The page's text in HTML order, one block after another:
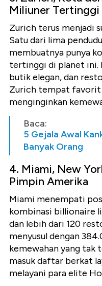
Miliuner Tertinggi
Zurich terus menjadi
Satu dari lima
membuatnya punya
tertinggi di planet ini.
butik elegan, dan
Zurich tempat favorit
menginginkan
Baca:
5 Gejala Awal
Banyak Orang
4. Miami, New
Pimpin Amerika
Miami menempati
kombinasi billionaire
dan lebih dari 120
menyusul dengan
kemewahan yang tak
masuk daftar berkat
melayani para elite